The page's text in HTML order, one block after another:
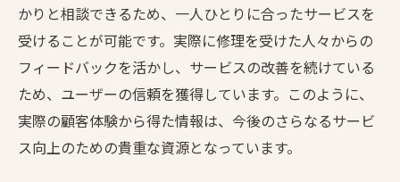
かりと相談できるため、一人ひとりに合ったサービスを
受けることが可能です。実際に修理を受けた人々からの
フィードバックを活かし、サービスの改善を続けている
ため、ユーザーの信頼を獲得しています。このように、
実際の顧客体験から得た情報は、今後のさらなるサービ
ス向上のための貴重な資源となっています。